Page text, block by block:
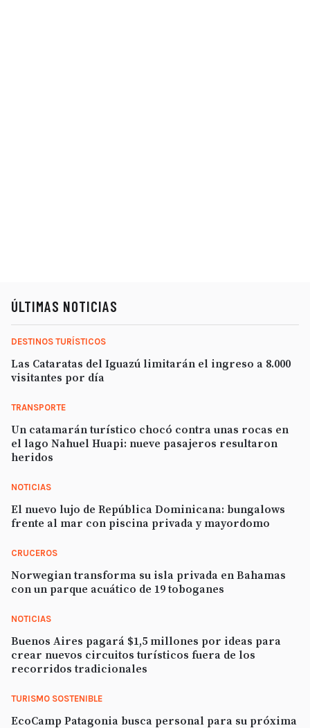
ÚLTIMAS NOTICIAS
DESTINOS TURÍSTICOS
Las Cataratas del Iguazú limitarán el ingreso a 8.000
visitantes por día
TRANSPORTE
Un catamarán turístico chocó contra unas rocas en
el lago Nahuel Huapi: nueve pasajeros resultaron
heridos
NOTICIAS
El nuevo lujo de República Dominicana: bungalows
frente al mar con piscina privada y mayordomo
CRUCEROS
Norwegian transforma su isla privada en Bahamas
con un parque acuático de 19 toboganes
NOTICIAS
Buenos Aires pagará $1,5 millones por ideas para
crear nuevos circuitos turísticos fuera de los
recorridos tradicionales
TURISMO SOSTENIBLE
EcoCamp Patagonia busca personal para su próxima